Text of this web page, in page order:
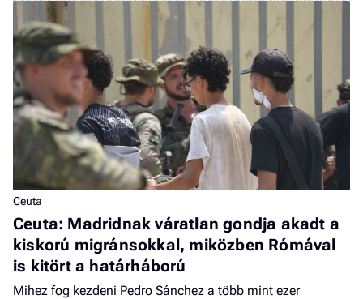
Ceuta
Ceuta: Madridnak váratlan gondja akadt a
kiskorú migránsokkal, miközben Rómával
is kitört a határháború
Mihez fog kezdeni Pedro Sánchez a több mint ezer